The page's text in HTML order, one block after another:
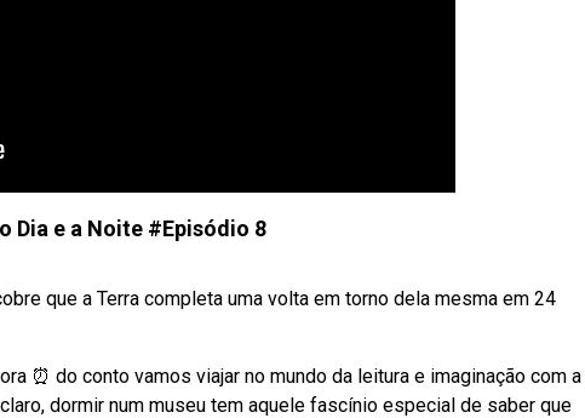
Dia e a Noite #Episódio 8
que a Terra completa uma volta em torno dela mesma em 24
⏰ do conto vamos viajar no mundo da leitura e imaginação com a
dormir num museu tem aquele fascínio especial de saber que